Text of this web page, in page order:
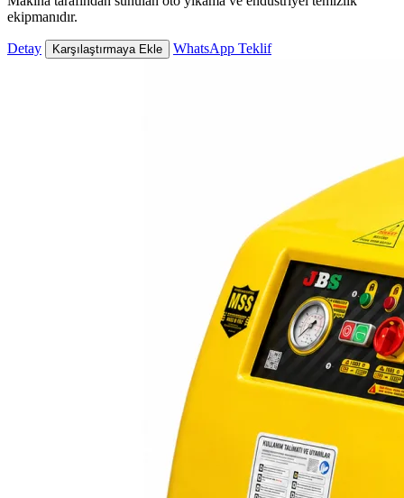
ekipmanıdır.
Detay Karşılaştırmaya Ekle WhatsApp Teklif